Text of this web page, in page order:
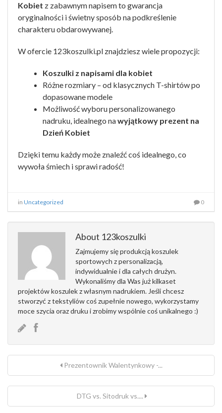
Kobiet z zabawnym napisem to gwarancja
oryginalności i świetny sposób na podkreślenie
charakteru obdarowywanej.
W ofercie 123koszulki.pl znajdziesz wiele propozycji:
Koszulki z napisami dla kobiet
Różne rozmiary – od klasycznych T-shirtów po
dopasowane modele
Możliwość wyboru personalizowanego
nadruku, idealnego nawyjątkowy prezent na
Dzień Kobiet
Dzięki temu każdy może znaleźć coś idealnego, co
wywoła śmiech i sprawi radość!
in Uncategorized 0
About 123koszulki
Zajmujemy się produkcją koszulek
sportowych z personalizacją,
indywidualnie i dla całych drużyn.
Wykonaliśmy dla Was już kilkaset
projektów koszulek z własnym nadrukiem. Jeśli chcesz
stworzyć z tekstyliów coś zupełnie nowego, wykorzystamy
moce szycia oraz druku i zrobimy wspólnie coś unikalnego :)
Prezentownik Walentynkowy -...
DTG vs. Sitodruk vs....